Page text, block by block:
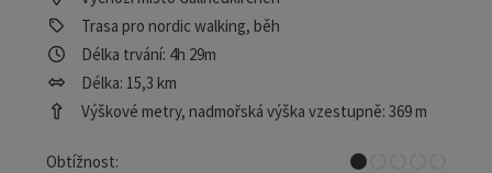
Trasa pro nordic walking, běh
Délka trvání: 4h 29m
Délka: 15,3 km
Výškové metry, nadmořská výška vzestupně: 369 m
Obtížnost:
Velmi lehký, -á, -é